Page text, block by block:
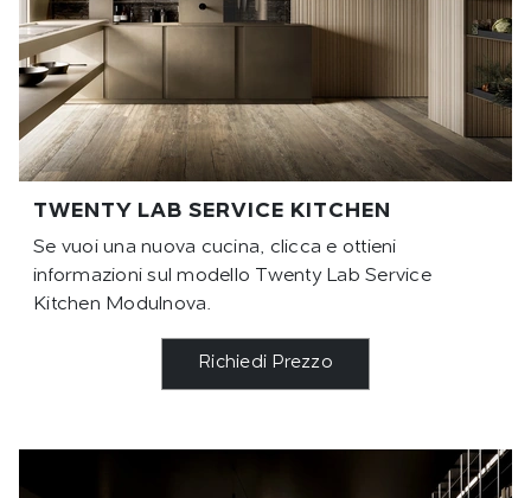
TWENTY LAB SERVICE KITCHEN
Se vuoi una nuova cucina, clicca e ottieni
informazioni sul modello Twenty Lab Service
Kitchen Modulnova.
Richiedi Prezzo